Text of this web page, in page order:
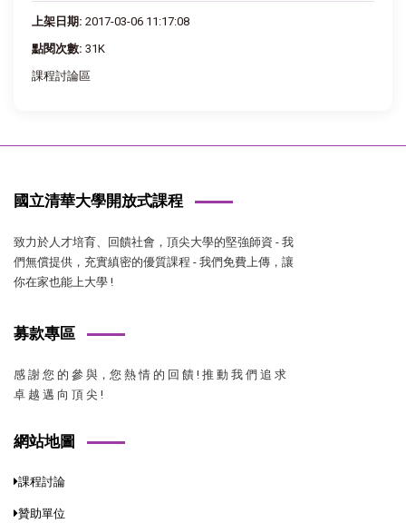
上架日期: 2017-03-06 11:17:08
點閱次數: 31K
課程討論區
國立清華大學開放式課程
致力於人才培育、回饋社會，頂尖大學的堅強師資 - 我
們無償提供，充實縝密的優質課程 - 我們免費上傳，讓
你在家也能上大學 !
募款專區
感 謝 您 的 參 與，您 熱 情 的 回 饋 ! 推 動 我 們 追 求
卓 越 邁 向 頂 尖 !
網站地圖
課程討論
贊助單位